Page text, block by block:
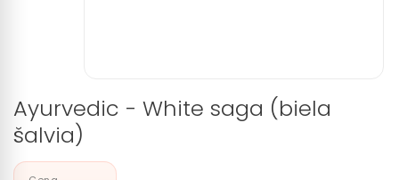
Ayurvedic - White saga (biela
šalvia)